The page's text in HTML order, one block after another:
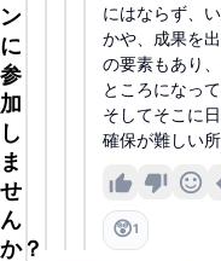
ン
に
参
加
し
ま
せ
ん
か？
にはならず、
かや、成果を
の要素もあり
ところになっ
そしてそこに
確保が難しい
😲1